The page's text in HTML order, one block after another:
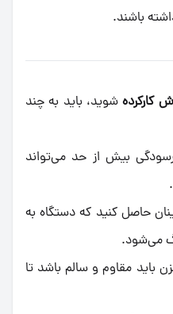
باشند.
کارکردهشوید، باید به چند
بیش از حد می‌تواند
حاصل کنید که دستگاه به
می‌شود.
باید مقاوم و سالم باشد تا